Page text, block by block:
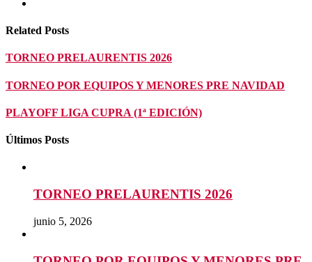
Related Posts
TORNEO PRELAURENTIS 2026
TORNEO POR EQUIPOS Y MENORES PRE NAVIDAD
PLAYOFF LIGA CUPRA (1ª EDICIÓN)
Últimos Posts
TORNEO PRELAURENTIS 2026
junio 5, 2026